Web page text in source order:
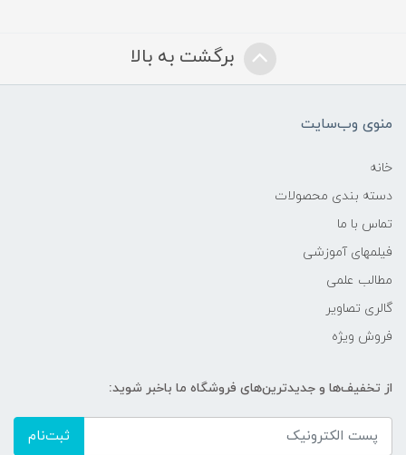
برگشت به بالا
منوی وب‌سایت
خانه
دسته بندی محصولات
تماس با ما
فیلمهای آموزشی
مطالب علمی
گالری تصاویر
فروش ویژه
از تخفیف‌ها و جدیدترین‌های فروشگاه ما باخبر شوید:
ثبت‌نام